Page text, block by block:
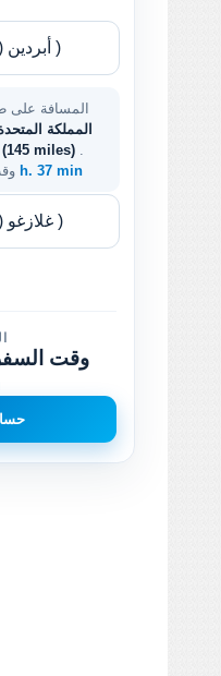
المسافة على
المملكة
(145 miles)
2 h. 37 min